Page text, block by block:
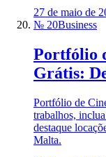
27 de maio de
№ 20Business
Portfólio
Grátis:
Portfólio de
trabalhos,
destaque
Malta.